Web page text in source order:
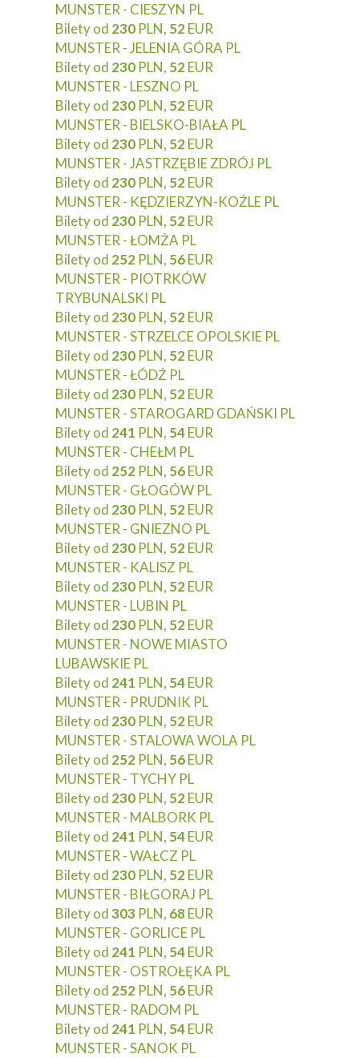
MUNSTER - CIESZYN PL
Bilety od 230 PLN, 52EUR
MUNSTER - JELENIA GÓRA PL
Bilety od 230 PLN, 52EUR
MUNSTER - LESZNO PL
Bilety od 230 PLN, 52EUR
MUNSTER - BIELSKO-BIAŁA PL
Bilety od 230 PLN, 52EUR
MUNSTER - JASTRZĘBIE ZDRÓJ PL
Bilety od 230 PLN, 52EUR
MUNSTER - KĘDZIERZYN-KOŹLE PL
Bilety od 230 PLN, 52EUR
MUNSTER - ŁOMŻA PL
Bilety od 252 PLN, 56EUR
MUNSTER - PIOTRKÓW
TRYBUNALSKI PL
Bilety od 230 PLN, 52EUR
MUNSTER - STRZELCE OPOLSKIE PL
Bilety od 230 PLN, 52EUR
MUNSTER - ŁÓDŹ PL
Bilety od 230 PLN, 52EUR
MUNSTER - STAROGARD GDAŃSKI PL
Bilety od 241 PLN, 54EUR
MUNSTER - CHEŁM PL
Bilety od 252 PLN, 56EUR
MUNSTER - GŁOGÓW PL
Bilety od 230 PLN, 52EUR
MUNSTER - GNIEZNO PL
Bilety od 230 PLN, 52EUR
MUNSTER - KALISZ PL
Bilety od 230 PLN, 52EUR
MUNSTER - LUBIN PL
Bilety od 230 PLN, 52EUR
MUNSTER - NOWE MIASTO
LUBAWSKIE PL
Bilety od 241 PLN, 54EUR
MUNSTER - PRUDNIK PL
Bilety od 230 PLN, 52EUR
MUNSTER - STALOWA WOLA PL
Bilety od 252 PLN, 56EUR
MUNSTER - TYCHY PL
Bilety od 230 PLN, 52EUR
MUNSTER - MALBORK PL
Bilety od 241 PLN, 54EUR
MUNSTER - WAŁCZ PL
Bilety od 230 PLN, 52EUR
MUNSTER - BIŁGORAJ PL
Bilety od303 PLN, 68EUR
MUNSTER - GORLICE PL
Bilety od 241 PLN, 54EUR
MUNSTER - OSTROŁĘKA PL
Bilety od 252 PLN, 56EUR
MUNSTER - RADOM PL
Bilety od 241 PLN, 54EUR
MUNSTER - SANOK PL